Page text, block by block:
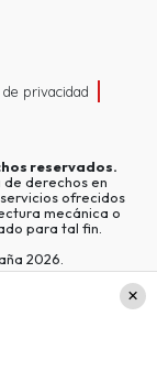
de privacidad
reservados.
de derechos en
ofrecidos
mecánica o
para tal fin.
2026.